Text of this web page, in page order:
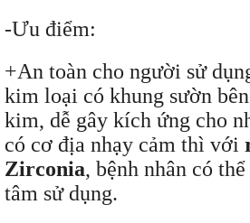
-Ưu điểm:
+An toàn cho người sử
kim loại có khung sườn
kim, dễ gây kích ứng cho
có cơ địa nhạy cảm thì với
Zirconia, bệnh nhân có
tâm sử dụng.